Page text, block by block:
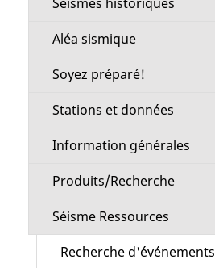
Aléa sismique
Soyez préparé!
Stations et données
Information générales
Produits/Recherche
Séisme Ressources
Recherche d'événements